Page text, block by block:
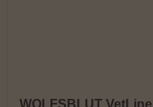
WOLFSBLUT